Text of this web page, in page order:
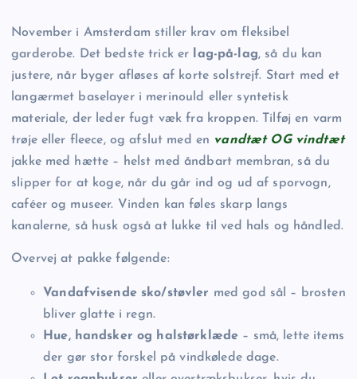
November i Amsterdam stiller krav om fleksibel
garderobe. Det bedste trick er
lag-på-lag, så du kan
justere, når byger afløses af korte solstrejf. Start med et
langærmet baselayer i merinould eller syntetisk
materiale, der leder fugt væk fra kroppen. Tilføj en varm
trøje eller fleece, og afslut med en vandtæt OG vindtæt
jakke med hætte – helst med åndbart membran, så du
slipper for at koge, når du går ind og ud af sporvogn,
caféer og museer. Vinden kan føles skarp langs
kanalerne, så husk også at lukke til ved hals og håndled.
Overvej at pakke følgende:
Vandafvisende sko/støvler med god sål – brosten
bliver glatte i regn.
Hue, handsker og halstørklæde – små, lette items
der gør stor forskel på vindkølede dage.